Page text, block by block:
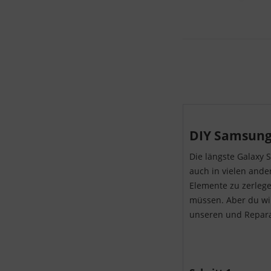
DIY
Die längste Galaxy
auch in vielen
Elemente zu
müssen. Aber du
unseren und